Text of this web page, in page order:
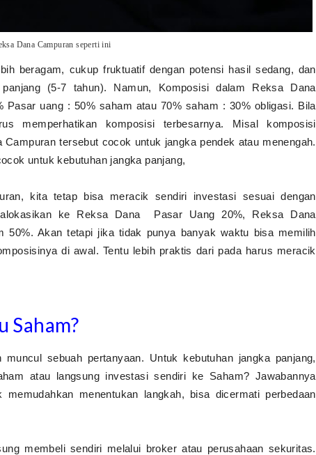
Dana Campuran seperti ini
beragam, cukup fruktuatif dengan potensi hasil sedang, dan
(5-7 tahun). Namun, Komposisi dalam Reksa Dana
uang : 50% saham atau 70% saham : 30% obligasi. Bila
memperhatikan komposisi terbesarnya. Misal komposisi
tersebut cocok untuk jangka pendek atau menengah.
untuk kebutuhan jangka panjang,
kita tetap bisa meracik sendiri investasi sesuai dengan
ke Reksa Dana Pasar Uang 20%, Reksa Dana
50%. Akan tetapi jika tidak punya banyak waktu bisa memilih
di awal. Tentu lebih praktis dari pada harus meracik
Saham?
sebuah pertanyaan. Untuk kebutuhan jangka panjang,
atau langsung investasi sendiri ke Saham? Jawabannya
menentukan langkah, bisa dicermati perbedaan
membeli sendiri melalui broker atau perusahaan sekuritas.